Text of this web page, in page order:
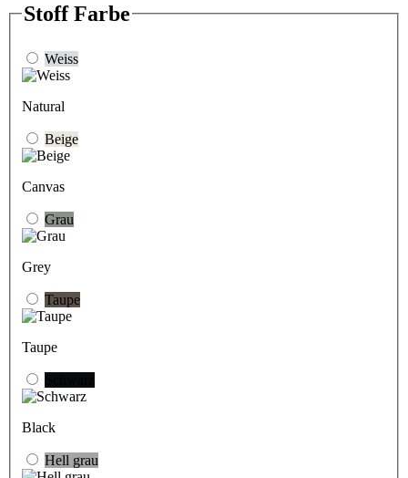
Stoff Farbe
Weiss
Natural
Beige
Canvas
Grau
Grey
Taupe
Taupe
Black
Hell grau